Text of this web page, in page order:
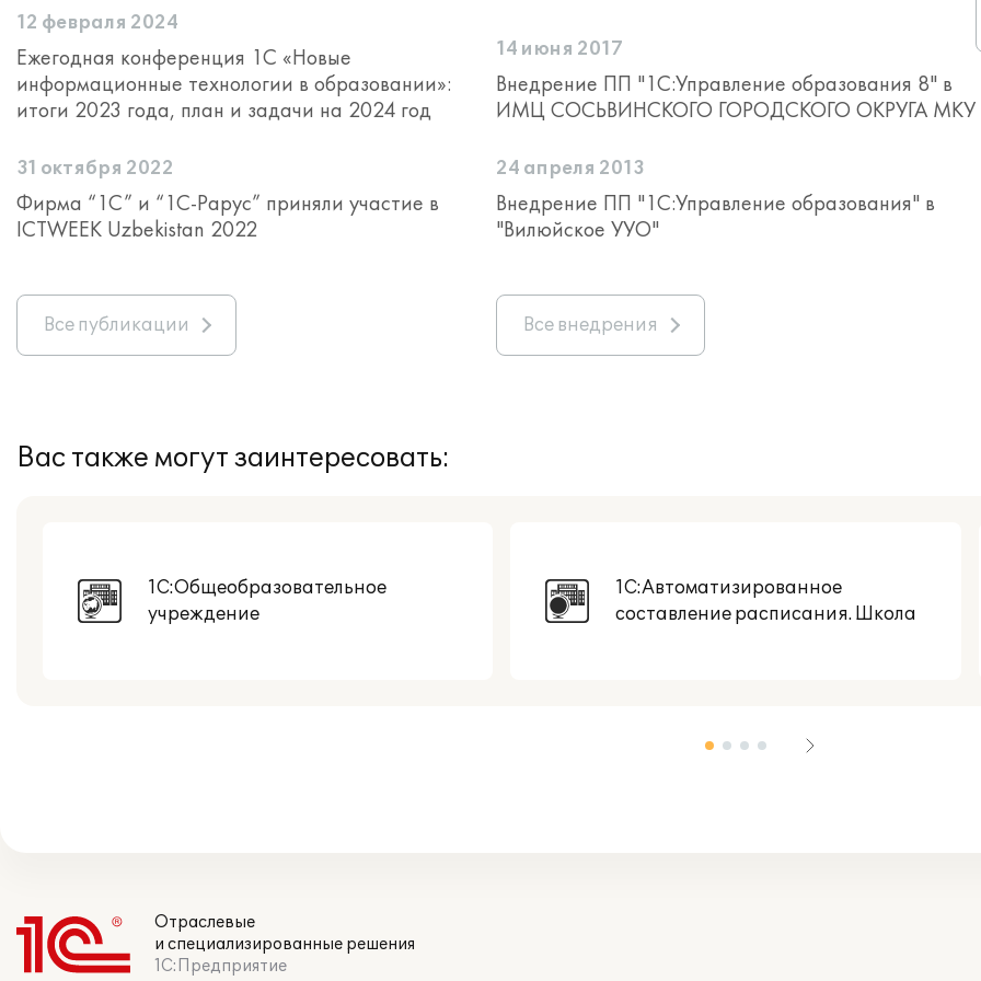
12 февраля 2024
Ежегодная конференция 1С «Новые
информационные технологии в образовании»:
итоги 2023 года, план и задачи на 2024 год
31 октября 2022
Фирма “1С” и “1С-Рарус” приняли участие в
ICTWEEK Uzbekistan 2022
Все публикации
14 июня 2017
Внедрение ПП "1С:Управление образования 8" в
ИМЦ СОСЬВИНСКОГО ГОРОДСКОГО ОКРУГА МКУ
24 апреля 2013
Внедрение ПП "1С:Управление образования" в
"Вилюйское УУО"
Все внедрения
Вас также могут заинтересовать:
1С:Общеобразовательное
учреждение
1С:Автоматизированное
составление расписания. Школа
Отраслевые
и специализированные решения
1С:Предприятие